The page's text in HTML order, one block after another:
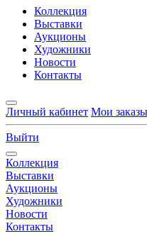
Коллекция
Выставки
Аукционы
Художники
Новости
Контакты
Личный кабинет Мои заказы
Выйти
Коллекция
Выставки
Аукционы
Художники
Новости
Контакты